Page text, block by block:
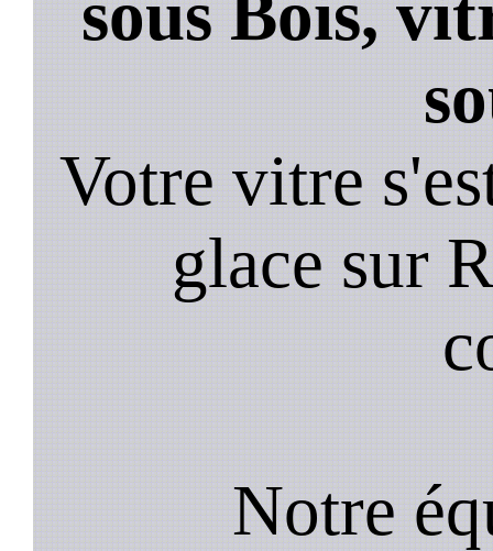
Votre vitre
glace sur
Notre